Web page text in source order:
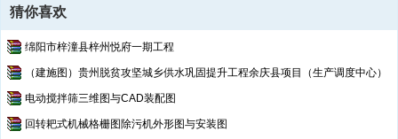
猜你喜欢
绵阳市梓潼县梓州悦府一期工程
（建施图）贵州脱贫攻坚城乡供水巩固提升工程余庆县项目（生产调度中心）
电动搅拌筛三维图与CAD装配图
回转耙式机械格栅图除污机外形图与安装图